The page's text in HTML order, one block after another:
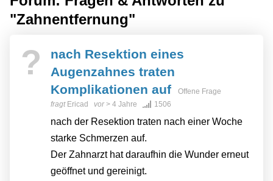
"Zahnentfernung"
?
nach Resektion eines
Augenzahnes traten
Komplikationen auf
Offene Frage
fragt Ericad vor> 4 Jahre 1506
nach der Resektion traten nach einer Woche
starke Schmerzen auf.
Der Zahnarzt hat daraufhin die Wunder erneut
geöffnet und gereinigt.